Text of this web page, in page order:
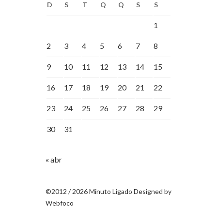
D S T Q Q S S
1
2 3 4 5 6 7 8
9 10 11 12 13 14 15
16 17 18 19 20 21 22
23 24 25 26 27 28 29
30 31
« abr
©2012 / 2026 Minuto Ligado Designed by
Webfoco